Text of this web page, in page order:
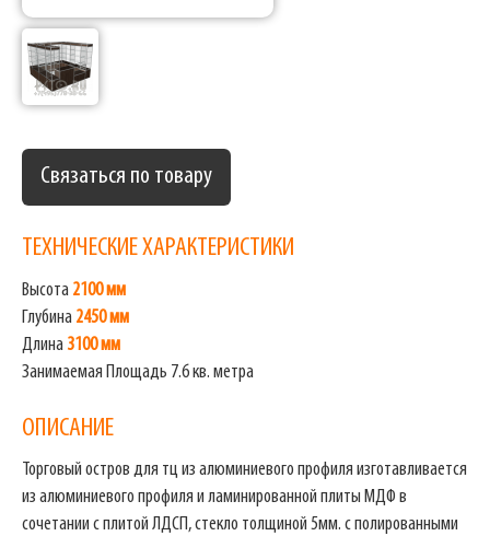
Связаться по товару
ТЕХНИЧЕСКИЕ ХАРАКТЕРИСТИКИ
Высота 2100 мм
Глубина 2450 мм
Длина 3100 мм
Занимаемая Площадь 7.6 кв. метра
ОПИСАНИЕ
Торговый остров для тц из алюминиевого профиля изготавливается
из алюминиевого профиля и ламинированной плиты МДФ в
сочетании с плитой ЛДСП, стекло толщиной 5мм. с полированными